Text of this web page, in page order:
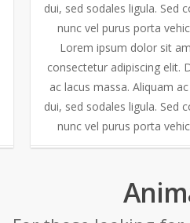
dui, sed sodales ligula. Sed
nunc vel purus porta
Lorem ipsum dolor sit
consectetur adipiscing elit.
ac lacus massa. Aliquam
dui, sed sodales ligula. Sed
nunc vel purus porta